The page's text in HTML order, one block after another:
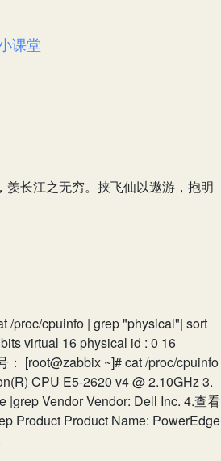
课堂
长江之无穷。挟飞仙以遨游，抱明
/proc/cpuinfo | grep "physical"| sort
virtual 16 physical id : 0 16
[root@zabbix ~]# cat /proc/cpuinfo
CPU E5-2620 v4 @ 2.10GHz 3.
|grep Vendor Vendor: Dell Inc. 4.查看
Product Product Name: PowerEdge